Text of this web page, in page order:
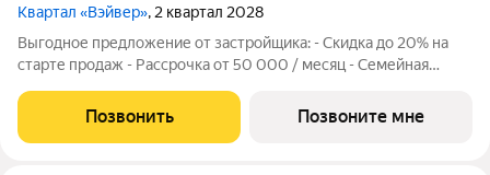
Квартал «Вэйвер», 2 квартал 2028
Выгодное предложение от застройщика: - Скидка до 20% на
старте продаж - Рассрочка от 50 000 / месяц - Семейная
1-комнатной квартиры в Жилом квартале Вэйвер от
Девелоперской компании Люди,
Позвонить Позвоните мне